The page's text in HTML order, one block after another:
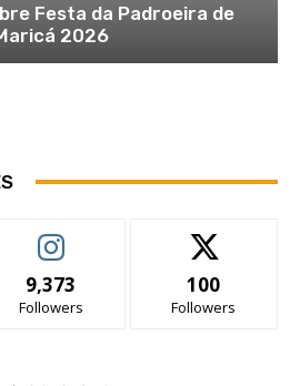
Festa da Padroeira de
2026
9,373
Followers
100
Followers